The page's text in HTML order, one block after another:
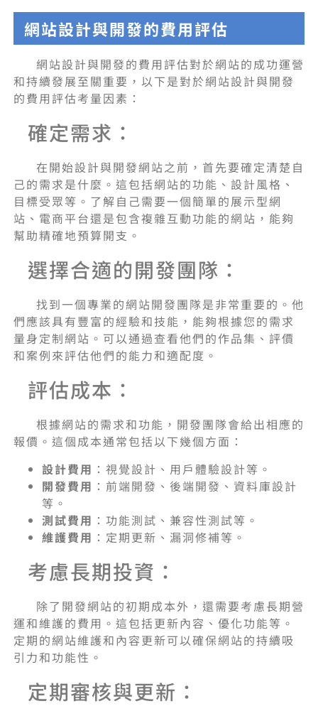
網站設計與開發的費用評估
網站設計與開發的費用評估對於網站的成功運營
和持續發展至關重要，以下是對於網站設計與開發
的費用評估考量因素：
確定需求：
在開始設計與開發網站之前，首先要確定清楚自
己的需求是什麼。這包括網站的功能、設計風格、
目標受眾等。了解自己需要一個簡單的展示型網
站、電商平台還是包含複雜互動功能的網站，能夠
幫助精確地預算開支。
選擇合適的開發團隊：
找到一個專業的網站開發團隊是非常重要的。他
們應該具有豐富的經驗和技能，能夠根據您的需求
量身定制網站。可以通過查看他們的作品集、評價
和案例來評估他們的能力和適配度。
評估成本：
根據網站的需求和功能，開發團隊會給出相應的
報價。這個成本通常包括以下幾個方面：
設計費用 ：視覺設計、用戶體驗設計等。
開發費用 ：前端開發、後端開發、資料庫設計
等。
測試費用 ：功能測試、兼容性測試等。
維護費用 ：定期更新、漏洞修補等。
考慮長期投資：
除了開發網站的初期成本外，還需要考慮長期營
運和維護的費用。這包括更新內容、優化功能等。
定期的網站維護和內容更新可以確保網站的持續吸
引力和功能性。
定期審核與更新：